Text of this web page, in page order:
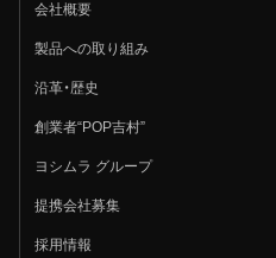
会社概要
製品への取り組み
沿革・歴史
創業者“POP吉村”
ヨシムラ グループ
提携会社募集
採用情報